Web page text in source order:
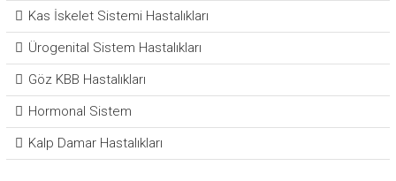
Kas İskelet Sistemi Hastalıkları
Ürogenital Sistem Hastalıkları
Göz KBB Hastalıkları
Hormonal Sistem
Kalp Damar Hastalıkları